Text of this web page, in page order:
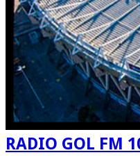
RADIO GOL FM